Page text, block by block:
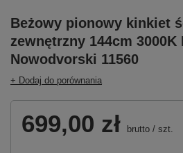
Beżowy pionowy kinkiet
zewnętrzny 144cm 3000K
Nowodvorski 11560
+ Dodaj do porównania
699,00 zł brutto / szt.